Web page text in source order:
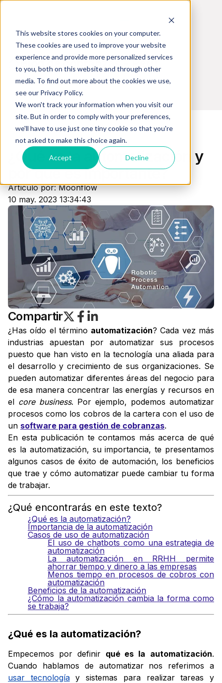
This website stores cookies on your computer.
These cookies are used to improve your website
experience and provide more personalized services
to you, both on this website and through other
media. To find out more about the cookies we use,
see our Privacy Policy.
We won't track your information when you visit our
site. But in order to comply with your preferences,
we'll have to use just one tiny cookie so that you're
not asked to make this choice again.
Accept Decline
Blog de cobranzas - Perú
Automatización
¿Qué es la automatización y
por qué es importante?
Artículo por: Moonflow
10 may. 2023 13:34:43
Compartir
¿Has oído el término automatización? Cada vez más
industrias apuestan por automatizar sus procesos
puesto que han visto en la tecnología una aliada para
el desarrollo y crecimiento de sus organizaciones. Se
pueden automatizar diferentes áreas del negocio para
de esa manera concentrar las energías y recursos en
el core business. Por ejemplo, podemos automatizar
procesos como los cobros de la cartera con el uso de
un software para gestión de cobranzas.
En esta publicación te contamos más acerca de qué
es la automatización, su importancia, te presentamos
algunos casos de éxito de automación, los beneficios
que trae y cómo automatizar puede cambiar tu forma
de trabajar.
¿Qué encontrarás en este texto?
¿Qué es la automatización?
Importancia de la automatización
Casos de uso de automatización
El uso de chatbots como una estrategia de
automatización
La automatización en RRHH permite
ahorrar tiempo y dinero a las empresas
Menos tiempo en procesos de cobros con
automatización
Beneficios de la automatización
¿Cómo la automatización cambia la forma como
se trabaja?
¿Qué es la automatización?
Empecemos por definir qué es la automatización.
Cuando hablamos de automatizar nos referimos a
usar tecnologíay sistemas para realizar tareas y